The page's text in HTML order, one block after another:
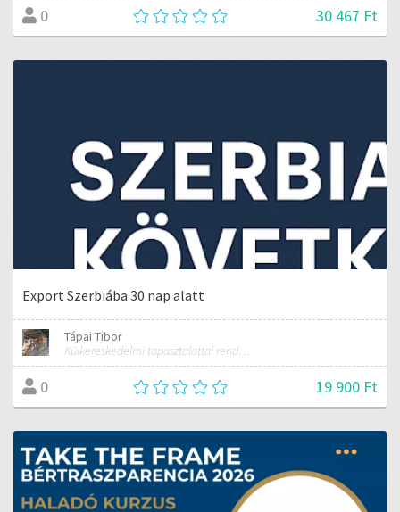
0 30 467 Ft
Export Szerbiába 30 nap alatt
Tápai Tibor
Külkereskedelmi tapasztalattal rendelkező szakember
0 19 900 Ft